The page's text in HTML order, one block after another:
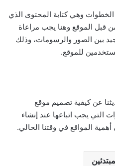
وهي كتابة المحتوى الذي
قبل الموقع وهنا يجب مراعاة
بين الصور والرسومات، وذلك
للموقع.
عن كيفية تصميم موقع
التي يجب اتباعها عند إنشاء
أهمية المواقع في وقتنا الحالي.